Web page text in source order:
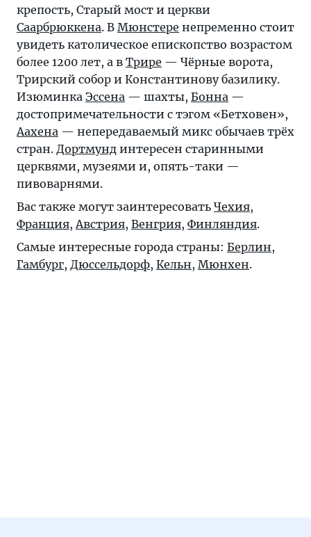
крепость, Старый мост и церкви
Саарбрюккена. В Мюнстере непременно стоит
увидеть католическое епископство возрастом
более 1200 лет, а в Трире — Чёрные ворота,
Трирский собор и Константинову базилику.
Изюминка Эссена — шахты, Бонна —
достопримечательности с тэгом «Бетховен»,
Аахена — непередаваемый микс обычаев трёх
стран. Дортмунд интересен старинными
церквями, музеями и, опять-таки —
пивоварнями.
Вас также могут заинтересовать Чехия,
Франция,Австрия, Венгрия, Финляндия.
Самые интересные города страны: Берлин,
Гамбург, Дюссельдорф, Кельн, Мюнхен.